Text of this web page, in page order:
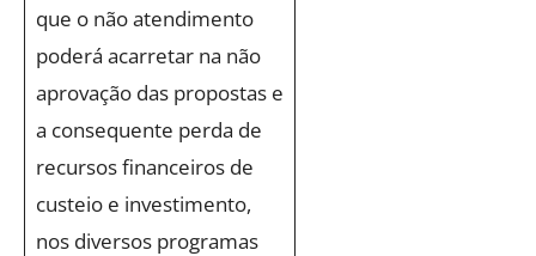
que o não atendimento
poderá acarretar na não
aprovação das propostas e
a consequente perda de
recursos financeiros de
custeio e investimento,
nos diversos programas